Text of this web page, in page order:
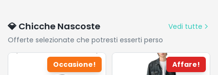
62,5 x 60 cm,
Bianco
GKR034W01
💎 Chicche Nascoste
Vedi tutte
Offerte selezionate che potresti esserti perso
Occasione! Affare!